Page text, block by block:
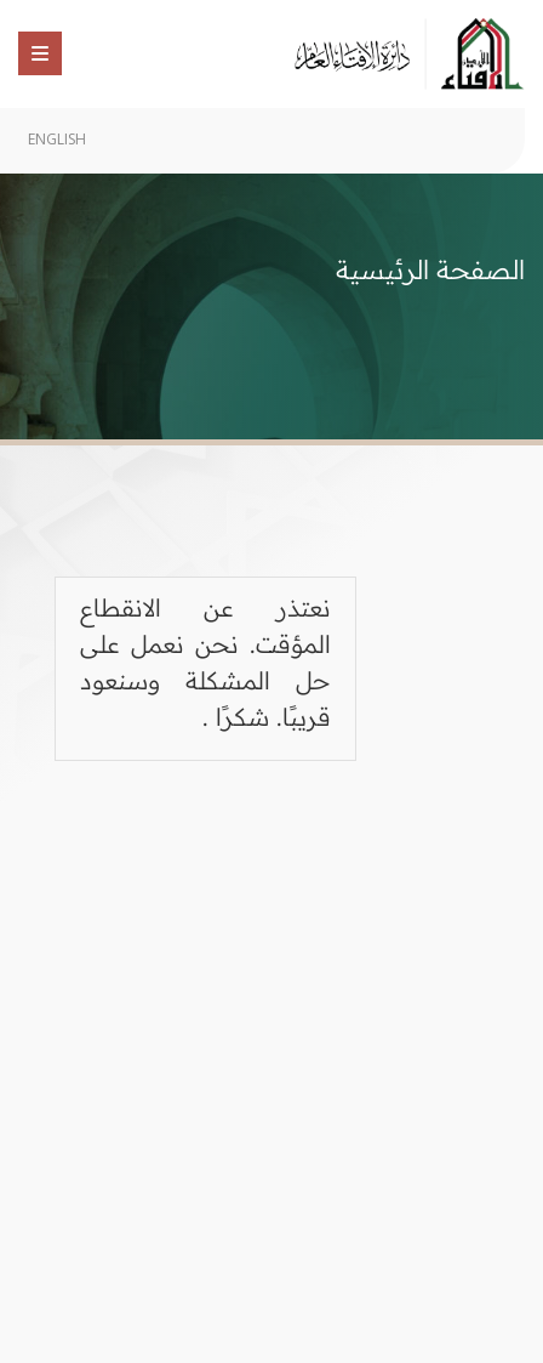
ENGLISH
الصفحة الرئيسية
نعتذر عن الانقطاع
المؤقت. نحن نعمل على
حل المشكلة وسنعود
قريبًا. شكرًا .